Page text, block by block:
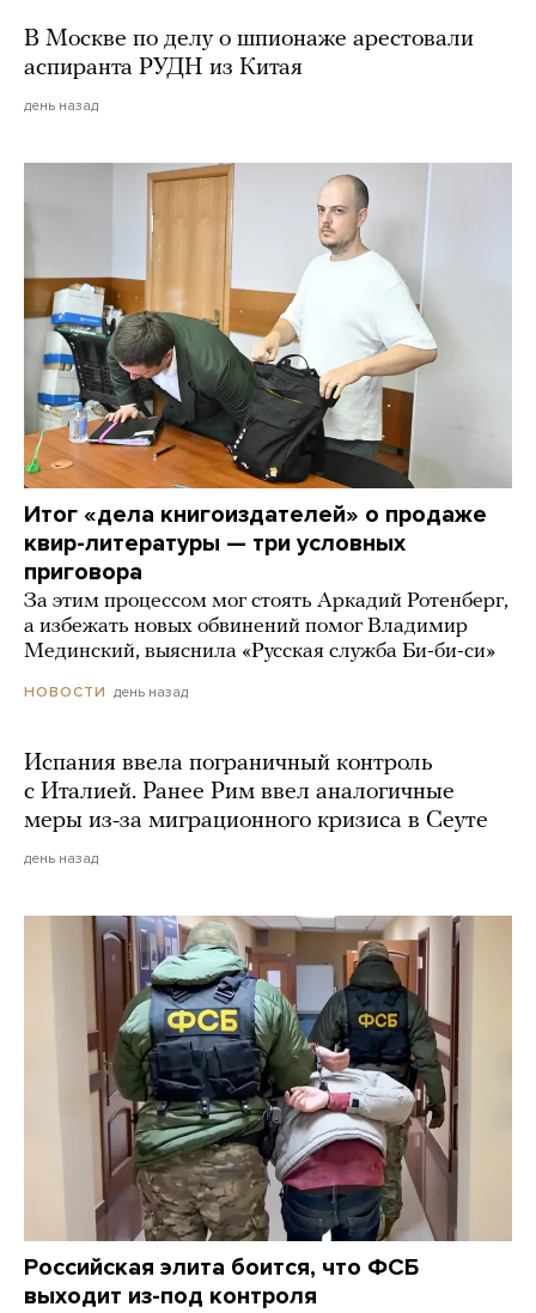
В Москве по делу о шпионаже арестовали
аспиранта РУДН из Китая
день назад
Итог «дела книгоиздателей» о продаже
квир-литературы — три условных
приговора
За этим процессом мог стоять Аркадий Ротенберг,
а избежать новых обвинений помог Владимир
Мединский, выяснила «Русская служба Би-би-си»
НОВОСТИ день назад
Испания ввела пограничный контроль
с Италией. Ранее Рим ввел аналогичные
меры из-за миграционного кризиса в Сеуте
день назад
Российская элита боится, что ФСБ
выходит из-под контроля